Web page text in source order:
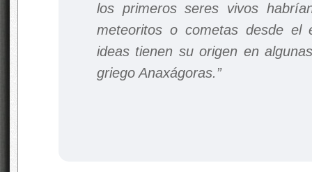
los primeros seres vivos
meteoritos o cometas desde el
ideas tienen su origen en
griego Anaxágoras.”